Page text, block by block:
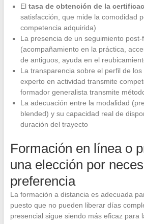
El tasa de obtención de la
satisfacción, que mide la comodidad
competencia adquirida)
La presencia de un seguimiento post-
(acompañamiento en la práctica,
de antiguos, ayuda en el
La transparencia sobre el perfil de
experto en actividad transmite
formador generalista transmite
La adecuación entre la modalidad
blended) y su capacidad real de
duración del trayecto
Formación en línea o
una elección por
preferencia
La formación a distancia es adecuada
puesto que no pueden liberar días
presencial sigue siendo más eficaz para